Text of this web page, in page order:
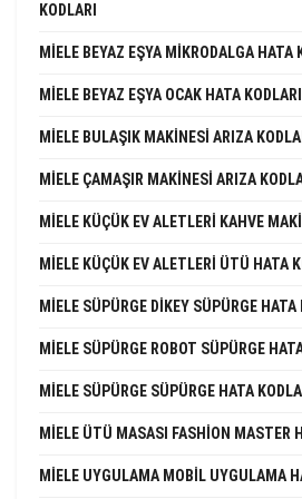
KODLARI
MIELE BEYAZ EŞYA MIKRODALGA HATA
MIELE BEYAZ EŞYA OCAK HATA KODLARI
MIELE BULAŞIK MAKINESI ARIZA
MIELE ÇAMAŞIR MAKINESI ARIZA
MIELE KÜÇÜK EV ALETLERI KAHVE
MIELE KÜÇÜK EV ALETLERI ÜTÜ HATA
MIELE SÜPÜRGE DIKEY SÜPÜRGE HATA
MIELE SÜPÜRGE ROBOT SÜPÜRGE
MIELE SÜPÜRGE SÜPÜRGE HATA
MIELE ÜTÜ MASASI FASHION MASTER
MIELE UYGULAMA MOBIL UYGULAMA